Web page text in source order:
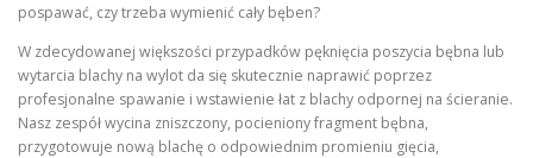
pospawać, czy trzeba wymienić cały bęben?
W zdecydowanej większości przypadków pęknięcia poszycia bębna lub
wytarcia blachy na wylot da się skutecznie naprawić poprzez
profesjonalne spawanie i wstawienie łat z blachy odpornej na ścieranie.
Nasz zespół wycina zniszczony, pocieniony fragment bębna,
przygotowuje nową blachę o odpowiednim promieniu gięcia,